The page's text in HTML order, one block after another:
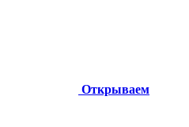
Открываем